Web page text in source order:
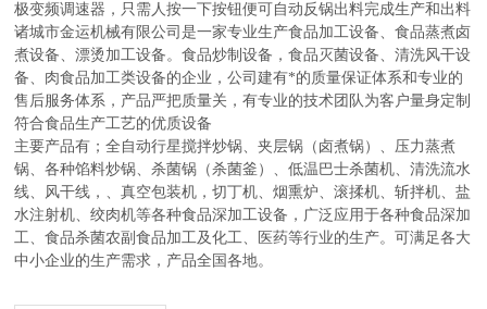
极变频调速器，只需人按一下按钮便可自动反锅出料完成生产和出料
诸城市金运机械有限公司是一家专业生产食品加工设备、食品蒸煮卤
煮设备、漂烫加工设备。食品炒制设备，食品灭菌设备、清洗风干设
备、肉食品加工类设备的企业，公司建有*的质量保证体系和专业的
售后服务体系，产品严把质量关，有专业的技术团队为客户量身定制
符合食品生产工艺的优质设备
主要产品有；全自动行星搅拌炒锅、夹层锅（卤煮锅）、压力蒸煮
锅、各种馅料炒锅、杀菌锅（杀菌釜）、低温巴士杀菌机、清洗流水
线、风干线，、真空包装机，切丁机、烟熏炉、滚揉机、斩拌机、盐
水注射机、绞肉机等各种食品深加工设备，广泛应用于各种食品深加
工、食品杀菌农副食品加工及化工、医药等行业的生产。可满足各大
中小企业的生产需求，产品全国各地。